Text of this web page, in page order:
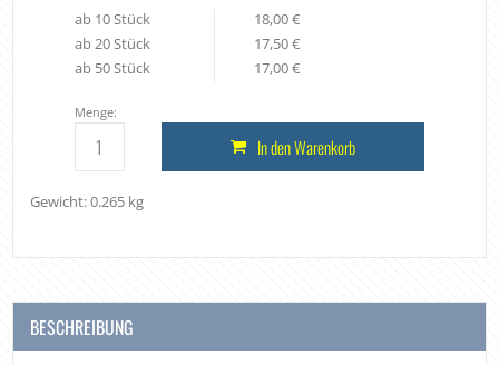
ab 10 Stück
18,00 €
ab 20 Stück
17,50 €
ab 50 Stück
17,00 €
Menge:
In den Warenkorb
Gewicht: 0.265 kg
BESCHREIBUNG